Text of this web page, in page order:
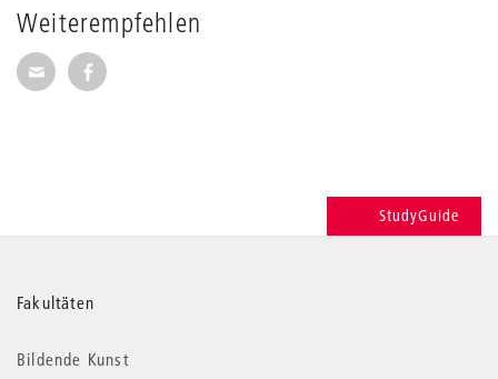
Weiterempfehlen
Seite per E-Mail weiterempfehlen
Seite auf Facebook weiterempfehlen
StudyGuide
Weitere
Informationen
Fakultäten
Bildende Kunst